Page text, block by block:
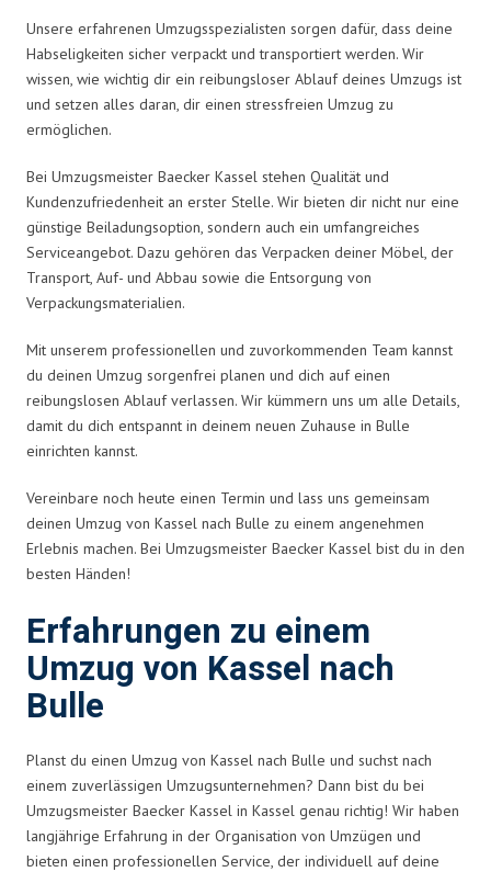
Unsere erfahrenen Umzugsspezialisten sorgen dafür, dass deine
Habseligkeiten sicher verpackt und transportiert werden. Wir
wissen, wie wichtig dir ein reibungsloser Ablauf deines Umzugs ist
und setzen alles daran, dir einen stressfreien Umzug zu
ermöglichen.
Bei Umzugsmeister Baecker Kassel stehen Qualität und
Kundenzufriedenheit an erster Stelle. Wir bieten dir nicht nur eine
günstige Beiladungsoption, sondern auch ein umfangreiches
Serviceangebot. Dazu gehören das Verpacken deiner Möbel, der
Transport, Auf- und Abbau sowie die Entsorgung von
Verpackungsmaterialien.
Mit unserem professionellen und zuvorkommenden Team kannst
du deinen Umzug sorgenfrei planen und dich auf einen
reibungslosen Ablauf verlassen. Wir kümmern uns um alle Details,
damit du dich entspannt in deinem neuen Zuhause in Bulle
einrichten kannst.
Vereinbare noch heute einen Termin und lass uns gemeinsam
deinen Umzug von Kassel nach Bulle zu einem angenehmen
Erlebnis machen. Bei Umzugsmeister Baecker Kassel bist du in den
besten Händen!
Erfahrungen zu einem
Umzug von Kassel nach
Bulle
Planst du einen Umzug von Kassel nach Bulle und suchst nach
einem zuverlässigen Umzugsunternehmen? Dann bist du bei
Umzugsmeister Baecker Kassel in Kassel genau richtig! Wir haben
langjährige Erfahrung in der Organisation von Umzügen und
bieten einen professionellen Service, der individuell auf deine